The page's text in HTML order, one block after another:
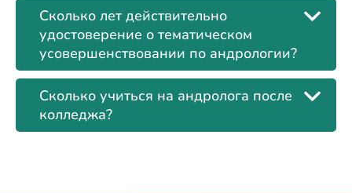
Сколько лет действительно
удостоверение о тематическом
усовершенствовании по андрологии?
Сколько учиться на андролога после
колледжа?